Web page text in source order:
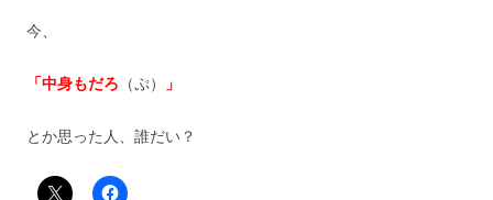
今、
「中身もだろ （ぷ） 」
とか思った人、誰だい？